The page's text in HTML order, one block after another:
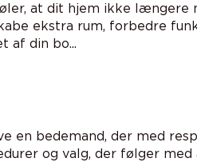
at dit hjem ikke længere
ekstra rum, forbedre
af din bo...
en bedemand, der med
og valg, der følger med